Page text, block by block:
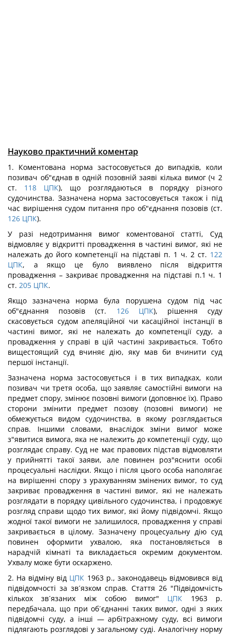
Науково практичний коментар
1. Коментована норма застосовується до випадків, коли
позивач об"єднав в одній позовній заяві кілька вимог (ч 2
ст. 118 ЦПК), що розглядаються в порядку різного
судочинства. Зазначена норма застосовується також і під
час вирішення судом питання про об"єднання позовів (ст.
126 ЦПК).
У разі недотримання вимог коментованої статті, Суд
відмовляє у відкритті провадження в частині вимог, які не
належать до його компетенції на підставі п. 1 ч. 2 ст. 122
ЦПК, а якщо це було виявлено після відкриття
провадження – закриває провадження на підставі п.1 ч. 1
ст. 205 ЦПК.
Якщо зазначена норма була порушена судом під час
об"єднання позовів (ст. 126 ЦПК), рішення суду
скасовується судом апеляційної чи касаційної інстанції в
частині вимог, які не належать до компетенції суду, а
провадження у справі в цій частині закривається. Тобто
вищестоящий суд вчиняє дію, яку мав би вчинити суд
першої інстанції.
Зазначена норма застосовується і в тих випадках, коли
позивач чи третя особа, що заявляє самостійні вимоги на
предмет спору, змінює позовні вимоги (доповнює їх). Право
сторони змінити предмет позову (позовні вимоги) не
обмежується видом судочинства, в якому розглядається
справ. Іншими словами, внаслідок зміни вимог може
з"явитися вимога, яка не належить до компетенції суду, що
розглядає справу. Суд не має правових підстав відмовляти
у прийнятті такої заяви, але повинен роз"яснити особі
процесуальні наслідки. Якщо і після цього особа наполягає
на вирішенні спору з урахуванням змінених вимог, то суд
закриває провадження в частині вимог, які не належать
розглядати в порядку цивільного судочинства, і продовжує
розгляд справи щодо тих вимог, які йому підвідомчі. Якщо
жодної такої вимоги не залишилося, провадження у справі
закривається в цілому. Зазначену процесуальну дію суд
повинен оформити ухвалою, яка постановляється в
нарадчій кімнаті та викладається окремим документом.
Ухвалу може бути оскаржено.
2. На відміну від ЦПК 1963 р., законодавець відмовився від
підвідомчості за зв´язком справ. Стаття 26 "Підвідомчість
кіль­кох зв´язаних між собою вимог" ЦПК 1963 р.
передбачала, що при об´єднанні таких вимог, одні з яких
підвідомчі суду, а інші — арбітражному суду, всі вимоги
підлягають розглядові у загальному суді. Аналогічну норму